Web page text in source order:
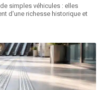
simples véhicules : elles
d'une richesse historique et